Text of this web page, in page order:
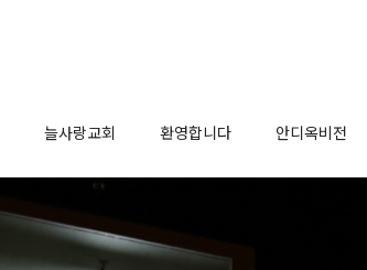
늘사랑교회 환영합니다 안디옥비전